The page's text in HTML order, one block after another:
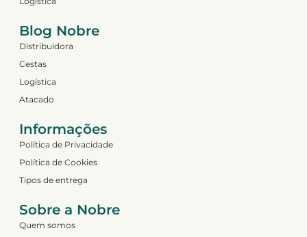
Blog Nobre
Distribuidora
Cestas
Logística
Atacado
Informações
Política de Privacidade
Política de Cookies
Tipos de entrega
Sobre a Nobre
Quem somos